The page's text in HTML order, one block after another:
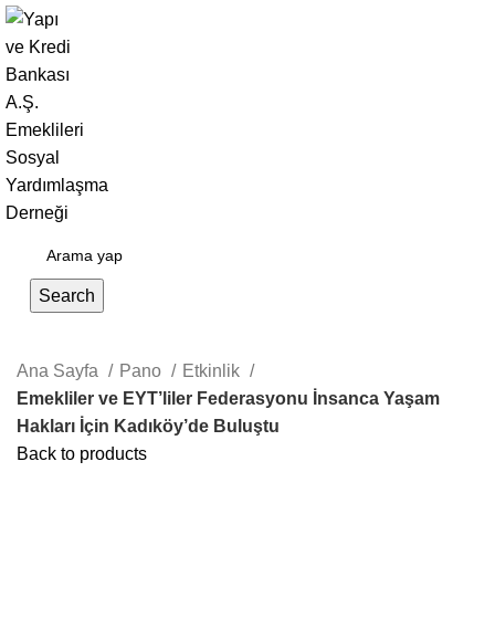
Search
Ana Sayfa Pano
Etkinlik
Emekliler ve EYT’liler Federasyonu İnsanca Yaşam
Hakları İçin Kadıköy’de Buluştu
Back to products